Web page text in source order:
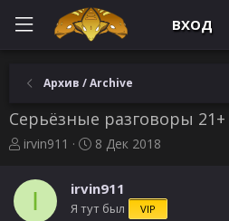
ВХОД
Архив / Archive
Серьёзные разговоры 21+
А
т
irvin911
Д
а
н
8 Дек 2018
I irvin911
Я тут был VIP